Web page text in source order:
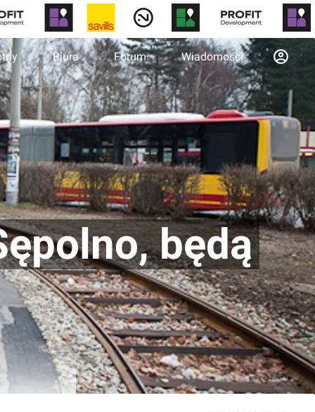
Biura Forum Wiadomości
będą